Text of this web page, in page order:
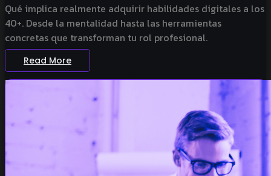
Qué implica realmente adquirir habilidades digitales a los
40+. Desde la mentalidad hasta las herramientas
concretas que transforman tu rol profesional.
Read More